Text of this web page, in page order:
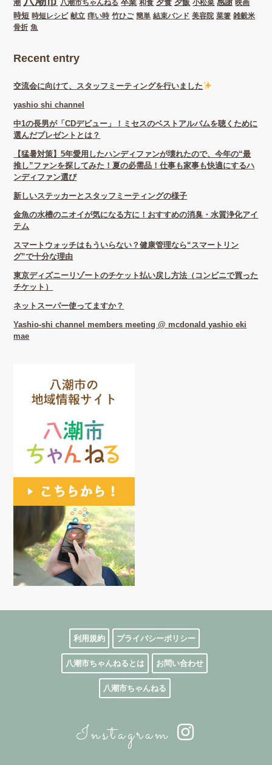
潮 八潮市ちゃんねる 卒業 和食 夕食 夕飯 小松菜 感謝 映画
時短 時短レシピ 献立 痒い時 竹ひご 簡単 結束バンド 美容院 菜箸 雑穀米
骨折 魚
Recent entry
交流会に向けて、スタッフミーティングを行いました
yashio shi channel
中1の長男が「CDデビュー」！ミセスのベストアルバムを聴くために
選んだプレゼントとは？
【猛暑対策】5年愛用したハンディファンが壊れたので、今年の“最
推し”ファンを探してみた！夏の必需品！仕事も家事も快適にするハ
ンディファン選び
新しいステッカーとスタッフミーティングの様子
金魚の水槽のニオイが気になる方に！おすすめの消臭・水質浄化アイ
テム
スマートウォッチはもういらない？健康管理なら“スマートリン
グ”で十分な理由
東京ディズニーリゾートのチケット払い戻し方法（コンビニで買った
チケット）
ネットスーパー使ってますか？
Yashio-shi channel members meeting @ mcdonald yashio eki
mae
利用規約 プライバシーポリシー
八潮市ちゃんねるとは お問い合わせ
八潮市ちゃんねる
Instagram